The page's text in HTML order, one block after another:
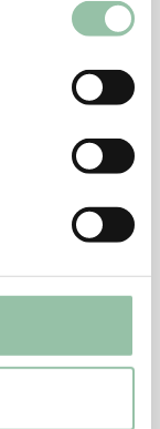
at vride/skære
er sprød.
200 grader.
parteres i
og
i 10-15
mørk.